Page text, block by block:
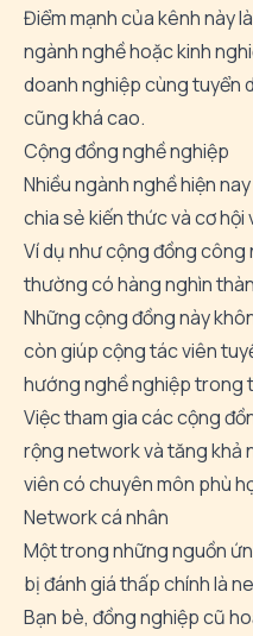
Điểmmạnhcủakênhnàylà
ngànhnghềhoặckinh
doanhnghiệpcùngtuyển
cũngkhácao.
Cộngđồngnghềnghiệp
Nhiềungànhnghềhiệnnay
chiasẻkiếnthứcvàcơhội
Vídụnhưcộngđồngcông
thườngcóhàngnghìn
Nhữngcộngđồngnày
còngiúpcộngtácviên
hướngnghềnghiệptrong
Việcthamgiacáccộng
rộngnetworkvàtăngkhả
viêncóchuyênmôn phù
Networkcánhân
Mộttrongnhữngnguồn
bịđánhgiáthấpchínhlà
Bạn bè, đồngnghiệpcũ